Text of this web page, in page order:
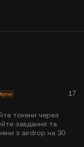
17
токени через
завдання та
з airdrop на 30